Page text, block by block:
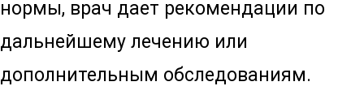
нормы, врач дает рекомендации по
дальнейшему лечению или
дополнительным обследованиям.